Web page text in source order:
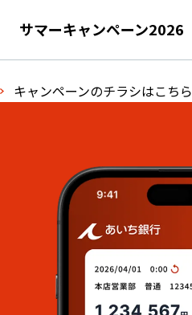
サマーキャンペーン2026
キャンペーンのチラシはこちら